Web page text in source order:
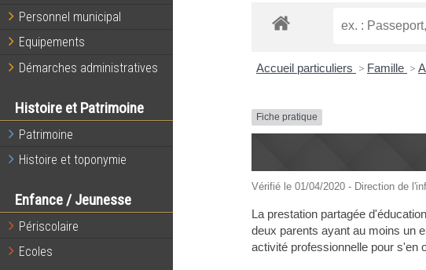
Personnel municipal
Equipements
Démarches administratives
Histoire et Patrimoine
Patrimoine
Histoire et toponymie
Enfance / Jeunesse
Périscolaire
Ecoles
Accueil particuliers > Famille >
Fiche pratique
Vérifié le 01/04/2020 - Direction de
La prestation partagée
deux parents ayant au moins un
activité professionnelle pour s'en